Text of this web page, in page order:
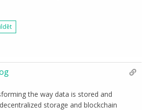
the way data is stored and
storage and blockchain